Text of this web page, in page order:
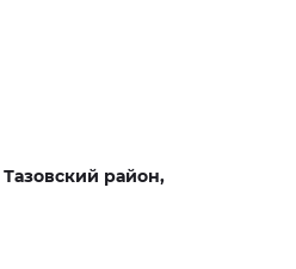
Тазовский район,